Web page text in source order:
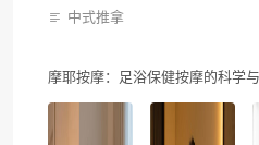
中式推拿
摩耶按摩：足浴保健按摩的科学